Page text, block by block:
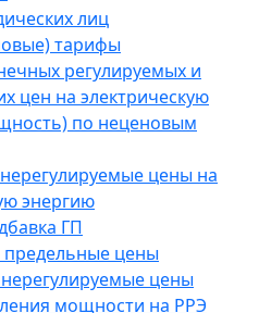
лиц
тарифы
регулируемых и
цен на электрическую
по неценовым
цены на
энергию
ГП
предельные цены
цены
мощности на РРЭ